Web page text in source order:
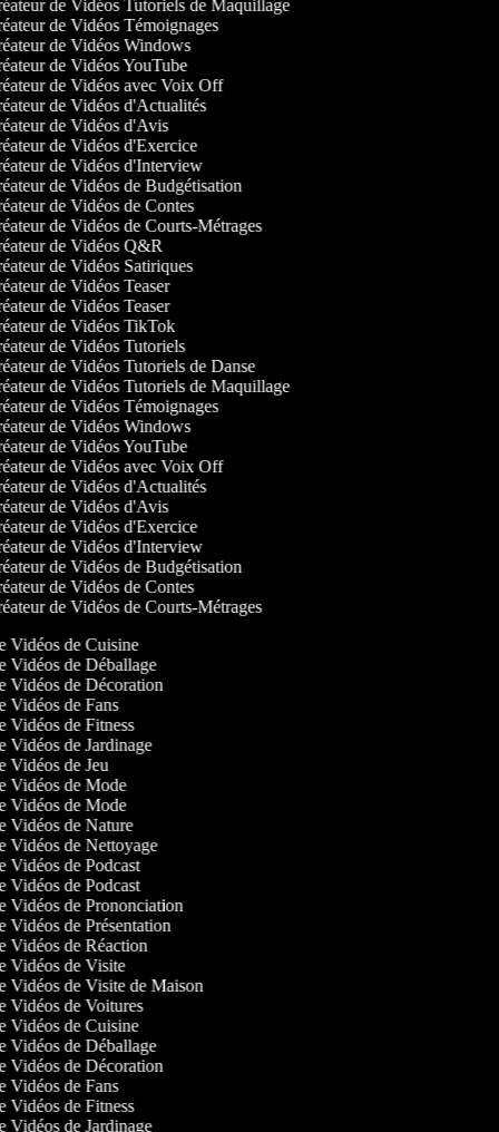
de Vidéos Tutoriels de Maquillage
de Vidéos Témoignages
de Vidéos Windows
de Vidéos YouTube
de Vidéos avec Voix Off
de Vidéos d'Actualités
de Vidéos d'Avis
de Vidéos d'Exercice
de Vidéos d'Interview
de Vidéos de Budgétisation
de Vidéos de Contes
de Vidéos de Courts-Métrages
de Vidéos Q&R
de Vidéos Satiriques
de Vidéos Teaser
de Vidéos Teaser
de Vidéos TikTok
de Vidéos Tutoriels
de Vidéos Tutoriels de Danse
de Vidéos Tutoriels de Maquillage
de Vidéos Témoignages
de Vidéos Windows
de Vidéos YouTube
de Vidéos avec Voix Off
de Vidéos d'Actualités
de Vidéos d'Avis
de Vidéos d'Exercice
de Vidéos d'Interview
de Vidéos de Budgétisation
de Vidéos de Contes
de Vidéos de Courts-Métrages
Vidéos de Cuisine
Vidéos de Déballage
Vidéos de Décoration
Vidéos de Fans
Vidéos de Fitness
Vidéos de Jardinage
Vidéos de Jeu
Vidéos de Mode
Vidéos de Mode
Vidéos de Nature
Vidéos de Nettoyage
Vidéos de Podcast
Vidéos de Podcast
Vidéos de Prononciation
Vidéos de Présentation
Vidéos de Réaction
Vidéos de Visite
Vidéos de Visite de Maison
Vidéos de Voitures
Vidéos de Cuisine
Vidéos de Déballage
Vidéos de Décoration
Vidéos de Fans
Vidéos de Fitness
Vidéos de Jardinage